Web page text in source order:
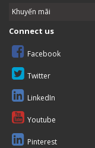
Khuyến mãi
Connect us
Facebook
Twitter
LinkedIn
Youtube
Pinterest